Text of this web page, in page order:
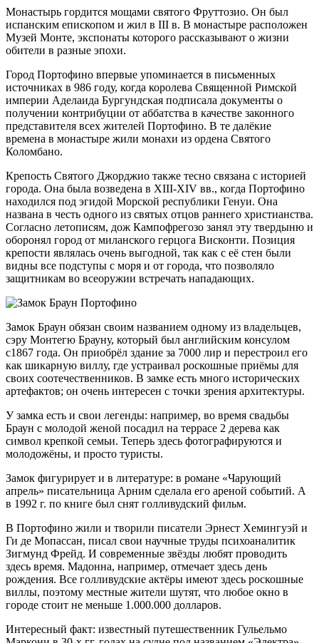
Монастырь гордится мощами святого Фруттозио. Он был
испанским епископом и жил в III в. В монастыре расположен
Музей Монте, экспонаты которого рассказывают о жизни
обители в разные эпохи.
Город Портофино впервые упоминается в письменных
источниках в 986 году, когда королева Священной Римской
империи Аделаида Бургундская подписала документы о
получении контрибуции от аббатства в качестве законного
представителя всех жителей Портофино. В те далёкие
времена в монастыре жили монахи из ордена Святого
Коломбано.
Крепость Святого Джорджио также тесно связана с историей
города. Она была возведена в XIII-XIV вв., когда Портофино
находился под эгидой Морской республики Генуи. Она
названа в честь одного из святых отцов раннего христианства.
Согласно летописям, дож Кампофрегозо занял эту твердыню и
оборонял город от миланского герцога Висконти. Позиция
крепости являлась очень выгодной, так как с её стен были
видны все подступы с моря и от города, что позволяло
защитникам во всеоружии встречать нападающих.
Замок Браун обязан своим названием одному из владельцев,
сэру Монтегю Брауну, который был английским консулом
с1867 года. Он приобрёл здание за 7000 лир и перестроил его
как шикарную виллу, где устраивал роскошные приёмы для
своих соотечественников. В замке есть много исторических
артефактов; он очень интересен с точки зрения архитектуры.
У замка есть и свои легенды: например, во время свадьбы
Браун с молодой женой посадил на террасе 2 дерева как
символ крепкой семьи. Теперь здесь фотографируются и
молодожёны, и просто туристы.
Замок фигурирует и в литературе: в романе «Чарующий
апрель» писательница Арним сделала его ареной событий. А
в 1992 г. по книге был снят голливудский фильм.
В Портофино жили и творили писатели Эрнест Хемингуэй и
Ги де Мопассан, писал свои научные труды психоаналитик
Зигмунд Фрейд. И современные звёзды любят проводить
здесь время. Мадонна, например, отмечает здесь день
рождения. Все голливудские актёры имеют здесь роскошные
виллы, поэтому местные жители шутят, что любое окно в
городе стоит не меньше 1.000.000 долларов.
Интересный факт: известный путешественник Гульельмо